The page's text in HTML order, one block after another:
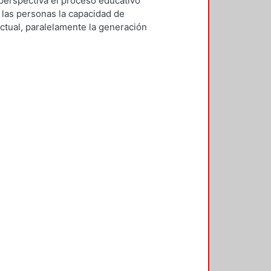
personas la capacidad de
paralelamente la generación